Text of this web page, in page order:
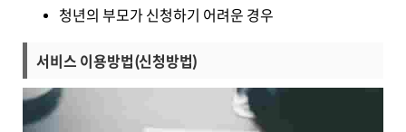
청년의 부모가 신청하기 어려운 경우
서비스 이용방법(신청방법)